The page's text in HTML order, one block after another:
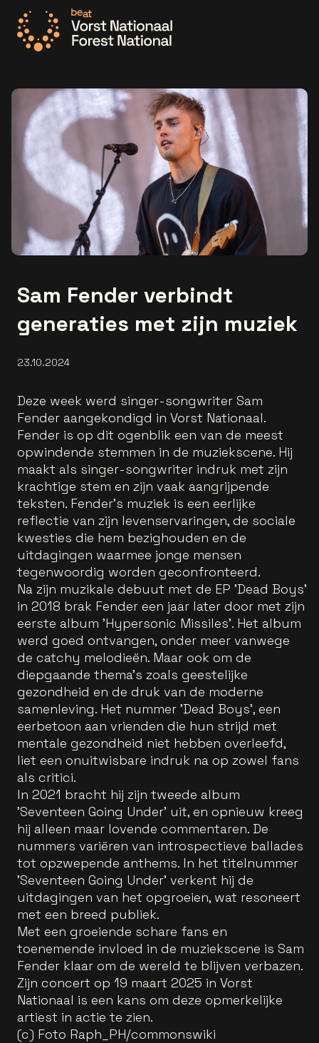
Sam Fender verbindt
generaties met zijn muziek
23.10.2024
Deze week werd singer-songwriter Sam
Fender aangekondigd in Vorst Nationaal.
Fender is op dit ogenblik een van de meest
opwindende stemmen in de muziekscene. Hij
maakt als singer-songwriter indruk met zijn
krachtige stem en zijn vaak aangrijpende
teksten. Fender’s muziek is een eerlijke
reflectie van zijn levenservaringen, de sociale
kwesties die hem bezighouden en de
uitdagingen waarmee jonge mensen
tegenwoordig worden geconfronteerd.
Na zijn muzikale debuut met de EP 'Dead Boys'
in 2018 brak Fender een jaar later door met zijn
eerste album 'Hypersonic Missiles'. Het album
werd goed ontvangen, onder meer vanwege
de catchy melodieën. Maar ook om de
diepgaande thema’s zoals geestelijke
gezondheid en de druk van de moderne
samenleving. Het nummer 'Dead Boys', een
eerbetoon aan vrienden die hun strijd met
mentale gezondheid niet hebben overleefd,
liet een onuitwisbare indruk na op zowel fans
als critici.
In 2021 bracht hij zijn tweede album
'Seventeen Going Under' uit, en opnieuw kreeg
hij alleen maar lovende commentaren. De
nummers variëren van introspectieve ballades
tot opzwepende anthems. In het titelnummer
'Seventeen Going Under' verkent hij de
uitdagingen van het opgroeien, wat resoneert
met een breed publiek.
Met een groeiende schare fans en
toenemende invloed in de muziekscene is Sam
Fender klaar om de wereld te blijven verbazen.
Zijn concert op 19 maart 2025 in Vorst
Nationaal is een kans om deze opmerkelijke
artiest in actie te zien.
(c) Foto Raph_PH/commonswiki